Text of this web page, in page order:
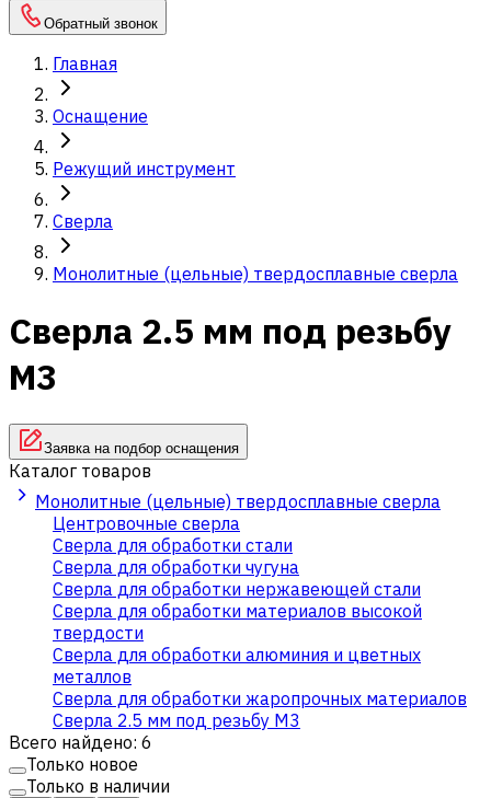
Обратный звонок
Главная
Оснащение
Режущий инструмент
Сверла
Монолитные (цельные) твердосплавные сверла
Сверла 2.5 мм под резьбу
М3
Заявка на подбор оснащения
Каталог товаров
Монолитные (цельные) твердосплавные сверла
Центровочные сверла
Сверла для обработки стали
Сверла для обработки чугуна
Сверла для обработки нержавеющей стали
Сверла для обработки материалов высокой
твердости
Сверла для обработки алюминия и цветных
металлов
Сверла для обработки жаропрочных материалов
Сверла 2.5 мм под резьбу М3
Всего найдено: 6
Только новое
Только в наличии